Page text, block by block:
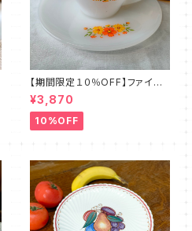
【期間限定１０％OFF】ファイア
ーキング・フラワー・カップ＆ソー
サー（FKFW0002）
¥3,870
10%OFF